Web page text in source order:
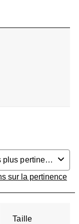
Les plus pertinents
sur la pertinence
Taille